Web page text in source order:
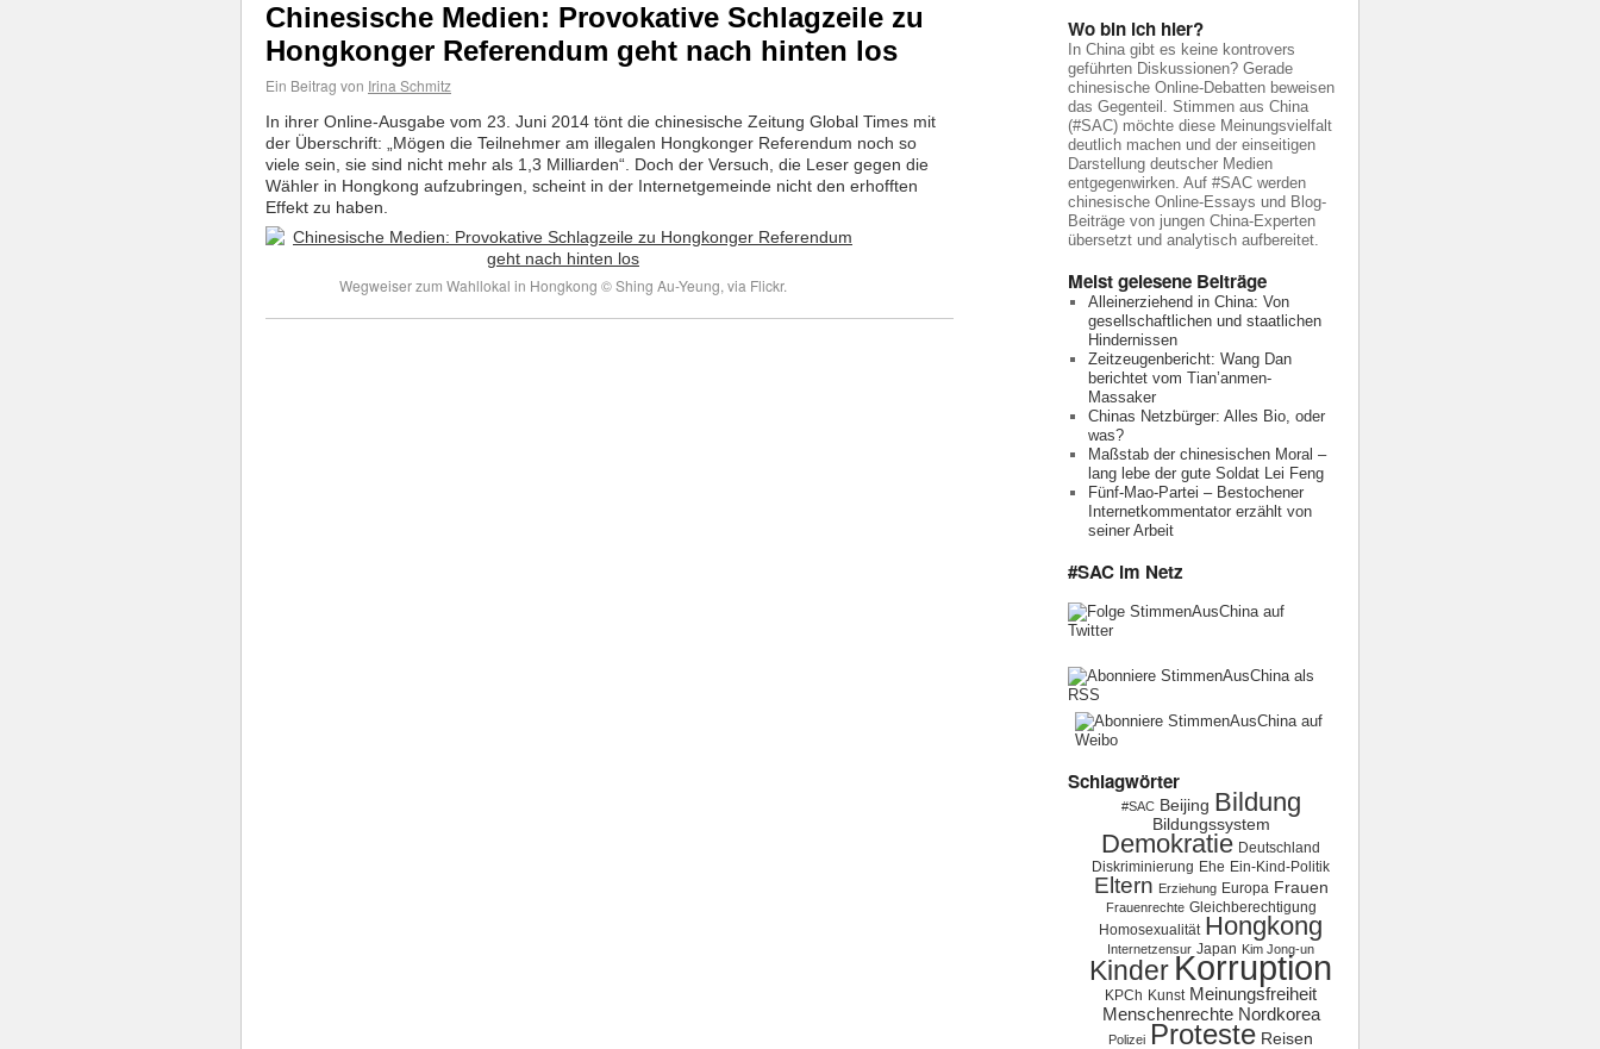
Chinesische Medien: Provokative Schlagzeile zu
Hongkonger Referendum geht nach hinten los
Ein Beitrag von Irina Schmitz
In ihrer Online-Ausgabe vom 23. Juni 2014 tönt die chinesische Zeitung Global Times mit
der Überschrift: „Mögen die Teilnehmer am illegalen Hongkonger Referendum noch so
viele sein, sie sind nicht mehr als 1,3 Milliarden“. Doch der Versuch, die Leser gegen die
Wähler in Hongkong aufzubringen, scheint in der Internetgemeinde nicht den erhofften
Effekt zu haben.
Wegweiser zum Wahllokal in Hongkong © Shing Au-Yeung, via Flickr.
Wo bin ich hier?
In China gibt es keine kontrovers
geführten Diskussionen? Gerade
chinesische Online-Debatten beweisen
das Gegenteil. Stimmen aus China
(#SAC) möchte diese Meinungsvielfalt
deutlich machen und der einseitigen
Darstellung deutscher Medien
entgegenwirken. Auf #SAC werden
chinesische Online-Essays und Blog-
Beiträge von jungen China-Experten
übersetzt und analytisch aufbereitet.
Meist gelesene Beiträge
Alleinerziehend in China: Von
gesellschaftlichen und staatlichen
Hindernissen
Zeitzeugenbericht: Wang Dan
berichtet vom Tian’anmen-
Massaker
Chinas Netzbürger: Alles Bio, oder
was?
Maßstab der chinesischen Moral –
lang lebe der gute Soldat Lei Feng
Fünf-Mao-Partei – Bestochener
Internetkommentator erzählt von
seiner Arbeit
#SAC im Netz
Schlagwörter
#SAC Beijing Bildung
Bildungssystem
Demokratie Deutschland
Diskriminierung Ehe Ein-Kind-Politik
Eltern Erziehung Europa Frauen
Frauenrechte Gleichberechtigung
Homosexualität Hongkong
Internetzensur Japan Kim Jong-un
KinderKorruption
KPCh Kunst Meinungsfreiheit
Menschenrechte Nordkorea
Polizei Proteste Reisen